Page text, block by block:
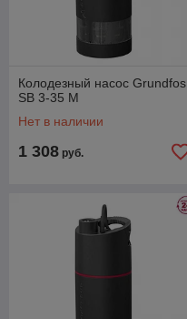
Колодезный насос Grundfos
SB 3-35 M
Нет в наличии
1 308 руб.